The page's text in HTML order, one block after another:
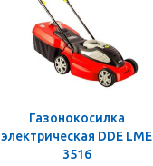
Газонокосилка
электрическая DDE LME
3516